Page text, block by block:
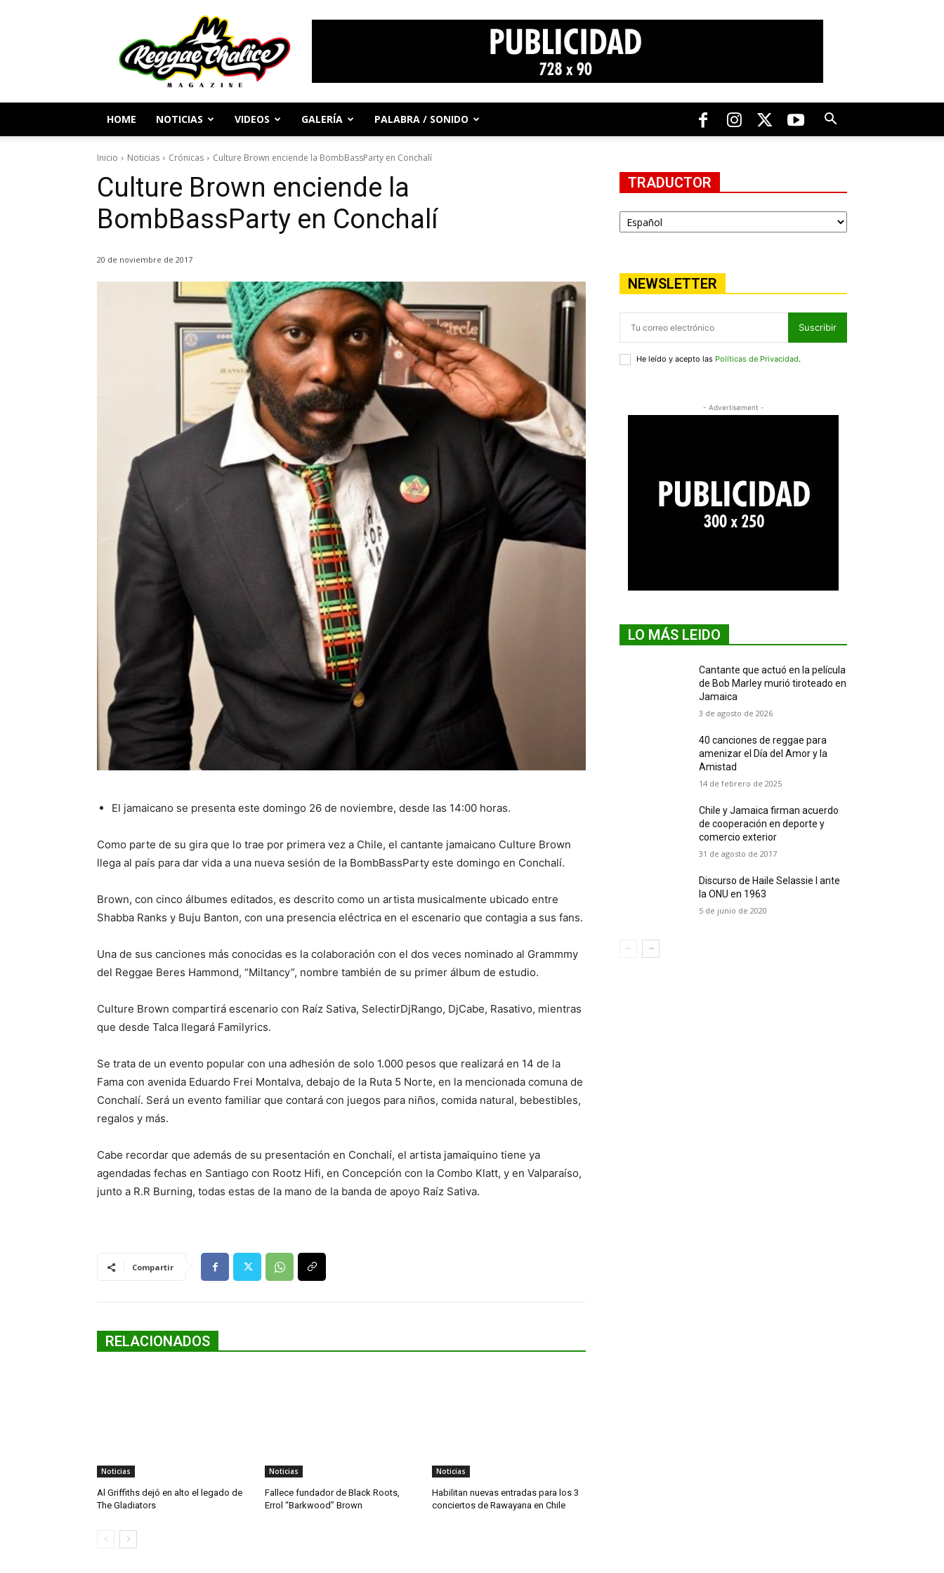
Periodismo
y
Cultura
Reggae
HOME NOTICIAS VIDEOS GALERÍA PALABRA / SONIDO
Inicio Noticias Crónicas Culture Brown enciende la BombBassParty en Conchalí
Culture Brown enciende la
BombBassParty en Conchalí
20 de noviembre de 2017
El jamaicano se presenta este domingo 26 de noviembre, desde las 14:00 horas.
Como parte de su gira que lo trae por primera vez a Chile, el cantante jamaicano Culture Brown
llega al país para dar vida a una nueva sesión de la BombBassParty este domingo en Conchalí.
Brown, con cinco álbumes editados, es descrito como un artista musicalmente ubicado entre
Shabba Ranks y Buju Banton, con una presencia eléctrica en el escenario que contagia a sus fans.
Una de sus canciones más conocidas es la colaboración con el dos veces nominado al Grammmy
del Reggae Beres Hammond, “Miltancy”, nombre también de su primer álbum de estudio.
Culture Brown compartirá escenario con Raíz Sativa, SelectirDjRango, DjCabe, Rasativo, mientras
que desde Talca llegará Familyrics.
Se trata de un evento popular con una adhesión de solo 1.000 pesos que realizará en 14 de la
Fama con avenida Eduardo Frei Montalva, debajo de la Ruta 5 Norte, en la mencionada comuna de
Conchalí. Será un evento familiar que contará con juegos para niños, comida natural, bebestibles,
regalos y más.
Cabe recordar que además de su presentación en Conchalí, el artista jamaiquino tiene ya
agendadas fechas en Santiago con Rootz Hifi, en Concepción con la Combo Klatt, y en Valparaíso,
junto a R.R Burning, todas estas de la mano de la banda de apoyo Raíz Sativa.
Compartir
RELACIONADOS
Noticias
Al Griffiths dejó en alto el legado de
The Gladiators
Noticias
Fallece fundador de Black Roots,
Errol “Barkwood” Brown
Noticias
Habilitan nuevas entradas para los 3
conciertos de Rawayana en Chile
TRADUCTOR
NEWSLETTER
Suscribir
He leído y acepto las Políticas de Privacidad.
- Advertisement -
LO MÁS LEIDO
Cantante que actuó en la película
de Bob Marley murió tiroteado en
Jamaica
3 de agosto de 2026
40 canciones de reggae para
amenizar el Día del Amor y la
Amistad
14 de febrero de 2025
Chile y Jamaica firman acuerdo
de cooperación en deporte y
comercio exterior
31 de agosto de 2017
Discurso de Haile Selassie I ante
la ONU en 1963
5 de junio de 2020